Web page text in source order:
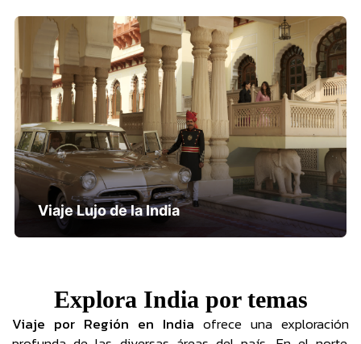
Viaje Lujo de la India
Explora India por temas
Viaje por Región en India ofrece una exploración